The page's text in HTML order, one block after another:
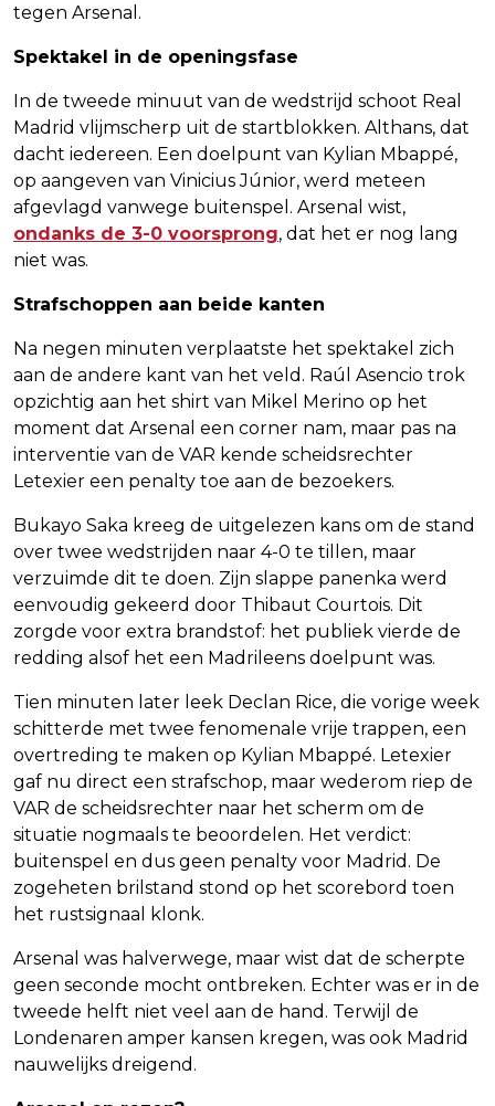
tegen Arsenal.
Spektakel in de openingsfase
In de tweede minuut van de wedstrijd schoot Real
Madrid vlijmscherp uit de startblokken. Althans, dat
dacht iedereen. Een doelpunt van Kylian Mbappé,
op aangeven van Vinicius Júnior, werd meteen
afgevlagd vanwege buitenspel. Arsenal wist,
ondanks de 3-0 voorsprong, dat het er nog lang
niet was.
Strafschoppen aan beide kanten
Na negen minuten verplaatste het spektakel zich
aan de andere kant van het veld. Raúl Asencio trok
opzichtig aan het shirt van Mikel Merino op het
moment dat Arsenal een corner nam, maar pas na
interventie van de VAR kende scheidsrechter
Letexier een penalty toe aan de bezoekers.
Bukayo Saka kreeg de uitgelezen kans om de stand
over twee wedstrijden naar 4-0 te tillen, maar
verzuimde dit te doen. Zijn slappe panenka werd
eenvoudig gekeerd door Thibaut Courtois. Dit
zorgde voor extra brandstof: het publiek vierde de
redding alsof het een Madrileens doelpunt was.
Tien minuten later leek Declan Rice, die vorige week
schitterde met twee fenomenale vrije trappen, een
overtreding te maken op Kylian Mbappé. Letexier
gaf nu direct een strafschop, maar wederom riep de
VAR de scheidsrechter naar het scherm om de
situatie nogmaals te beoordelen. Het verdict:
buitenspel en dus geen penalty voor Madrid. De
zogeheten brilstand stond op het scorebord toen
het rustsignaal klonk.
Arsenal was halverwege, maar wist dat de scherpte
geen seconde mocht ontbreken. Echter was er in de
tweede helft niet veel aan de hand. Terwijl de
Londenaren amper kansen kregen, was ook Madrid
nauwelijks dreigend.